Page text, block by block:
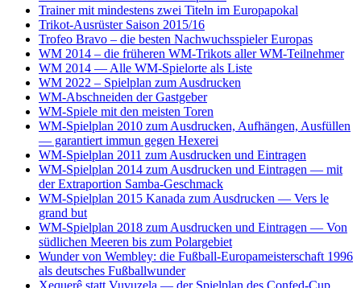
Trainer mit mindestens zwei Titeln im Europapokal
Trikot-Ausrüster Saison 2015/16
Trofeo Bravo – die besten Nachwuchsspieler Europas
WM 2014 – die früheren WM-Trikots aller WM-Teilnehmer
WM 2014 — Alle WM-Spielorte als Liste
WM 2022 – Spielplan zum Ausdrucken
WM-Abschneiden der Gastgeber
WM-Spiele mit den meisten Toren
WM-Spielplan 2010 zum Ausdrucken, Aufhängen, Ausfüllen
— garantiert immun gegen Hexerei
WM-Spielplan 2011 zum Ausdrucken und Eintragen
WM-Spielplan 2014 zum Ausdrucken und Eintragen — mit
der Extraportion Samba-Geschmack
WM-Spielplan 2015 Kanada zum Ausdrucken — Vers le
grand but
WM-Spielplan 2018 zum Ausdrucken und Eintragen — Von
südlichen Meeren bis zum Polargebiet
Wunder von Wembley: die Fußball-Europameisterschaft 1996
als deutsches Fußballwunder
Xequerê statt Vuvuzela — der Spielplan des Confed-Cup